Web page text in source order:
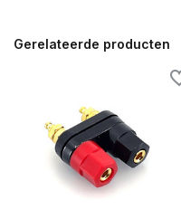
Gerelateerde producten